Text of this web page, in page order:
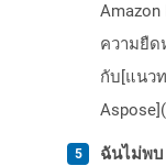
ความยืด
กับ[แนว
ฉันไม่พบ